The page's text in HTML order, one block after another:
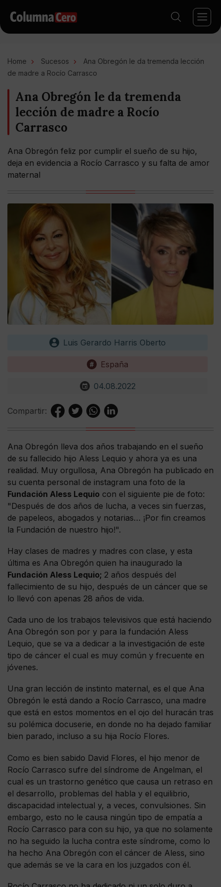
Home Sucesos
Ana Obregón le da tremenda lección
de madre a Rocío Carrasco
Ana Obregón le da tremenda
lección de madre a Rocío
Carrasco
Ana Obregón feliz por cumplir el sueño de su hijo,
deja en evidencia a Rocío Carrasco y su falta de amor
maternal
Luis Gerardo Harris Oberto
España
04.08.2022
Compartir:
Ana Obregón lleva dos años trabajando en el sueño
de su fallecido hijo Aless Lequio y ahora ya es una
realidad. Muy orgullosa, Ana Obregón ha publicado en
su cuenta personal de instagram una foto de la
Fundación Aless Lequio con el siguiente pie de foto:
"Después de dos años de lucha, a veces sin fuerzas,
de papeleos, abogados y notarias… ¡Por fin creamos
la Fundación de nuestro hijo!".
Hay clases de madres y madres con clase, y esta
última es Ana Obregón quien ha inaugurado la
Fundación Aless Lequio; 2 años después del
fallecimiento de su hijo, después de un cáncer que se
lo llevó con apenas 28 años de vida.
Cada uno de los trabajos televisivos que está haciendo
Ana Obregón son por y para la fundación Aless
Lequio, que se va a dedicar a la investigación de este
tipo de cáncer el cual es muy común y frecuente en
jóvenes.
Una gran lección de instinto maternal, es el que Ana
Obregón le está dando a Rocío Carrasco, una madre
que está en estos momentos en el ojo del huracán tras
su polémica docuserie, en donde no ha dejado familiar
bien parado, incluso a su hija Rocío Flores.
Como es bien sabido David Flores, el hijo menor de
Rocío Carrasco sufre del síndrome de Angelman, el
cual es un trastorno genético que causa un retraso en
el desarrollo, problemas del habla y el equilibrio,
discapacidad intelectual y, a veces, convulsiones. Sin
embargo, esto no le causa ningún tipo de empatía a
Rocío Carrasco para con su hijo, ya que no solamente
no ha seguido la lucha contra este síndrome, como lo
ha hecho Ana Obregón con el cáncer de Aless, sino
que además se ve la cara en los juzgados con él.